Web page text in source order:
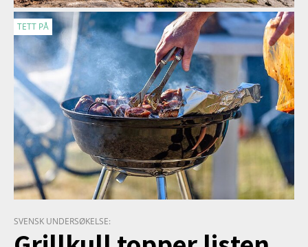
TETT PÅ
SVENSK UNDERSØKELSE: